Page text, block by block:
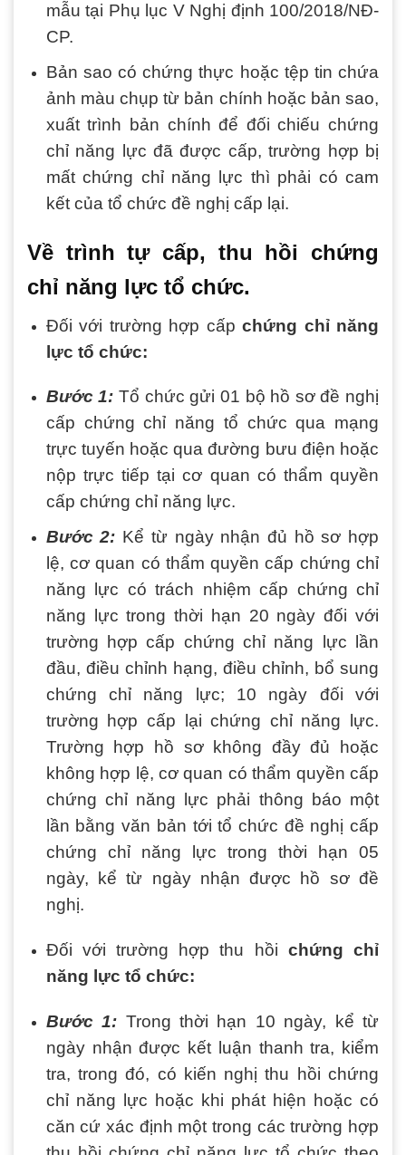
mẫu tại Phụ lục V Nghị định 100/2018/NĐ-
CP.
Bản sao có chứng thực hoặc tệp tin chứa
ảnh màu chụp từ bản chính hoặc bản sao,
xuất trình bản chính để đối chiếu chứng
chỉ năng lực đã được cấp, trường hợp bị
mất chứng chỉ năng lực thì phải có cam
kết của tổ chức đề nghị cấp lại.
Về trình tự cấp, thu hồi chứng
chỉ năng lực tổ chức.
Đối với trường hợp cấpchứng chỉ năng
lực tổ chức:
Bước 1: Tổ chức gửi 01 bộ hồ sơ đề nghị
cấp chứng chỉ năng tổ chức qua mạng
trực tuyến hoặc qua đường bưu điện hoặc
nộp trực tiếp tại cơ quan có thẩm quyền
cấp chứng chỉ năng lực.
Bước 2: Kể từ ngày nhận đủ hồ sơ hợp
lệ, cơ quan có thẩm quyền cấp chứng chỉ
năng lực có trách nhiệm cấp chứng chỉ
năng lực trong thời hạn 20 ngày đối với
trường hợp cấp chứng chỉ năng lực lần
đầu, điều chỉnh hạng, điều chỉnh, bổ sung
chứng chỉ năng lực; 10 ngày đối với
trường hợp cấp lại chứng chỉ năng lực.
Trường hợp hồ sơ không đầy đủ hoặc
không hợp lệ, cơ quan có thẩm quyền cấp
chứng chỉ năng lực phải thông báo một
lần bằng văn bản tới tổ chức đề nghị cấp
chứng chỉ năng lực trong thời hạn 05
ngày, kể từ ngày nhận được hồ sơ đề
nghị.
Đối với trường hợp thu hồi chứng chỉ
năng lực tổ chức:
Bước 1: Trong thời hạn 10 ngày, kể từ
ngày nhận được kết luận thanh tra, kiểm
tra, trong đó, có kiến nghị thu hồi chứng
chỉ năng lực hoặc khi phát hiện hoặc có
căn cứ xác định một trong các trường hợp